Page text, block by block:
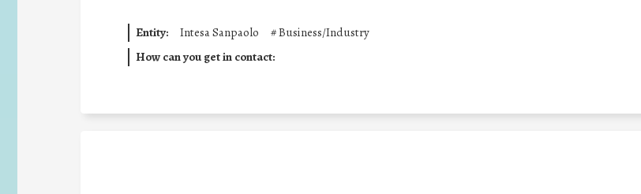
Entity: Intesa Sanpaolo #Business/Industry
How can you get in contact: